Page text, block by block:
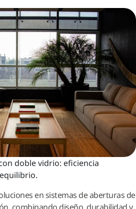
doble vidrio: eficiencia
en sistemas de aberturas de